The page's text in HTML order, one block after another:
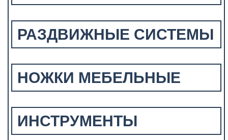
РАЗДВИЖНЫЕ СИСТЕМЫ
НОЖКИ МЕБЕЛЬНЫЕ
ИНСТРУМЕНТЫ